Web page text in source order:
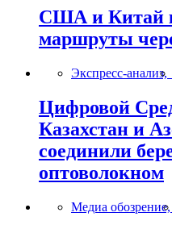
США и Китай
маршруты
Экспресс-анализ,
Цифровой
Казахстан и
соединили
оптоволокном
Медиа обозрение,